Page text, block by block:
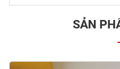
SẢN